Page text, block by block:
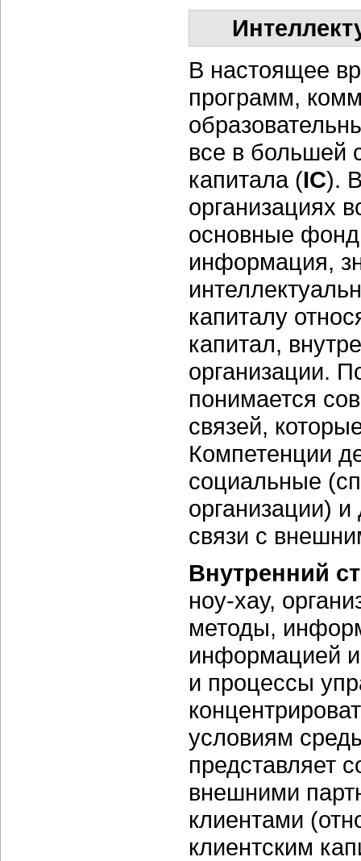
В настоящее
программ,
все в большей
капитала (IC).
организациях
основные
информация,
капиталу
капитал,
организации.
понимается
связей,
Компетенции
социальные
организации)
связи с
Внутренний
ноу-хау,
методы,
информацией
и процессы
условиям
представляет
внешними
клиентами
клиентским